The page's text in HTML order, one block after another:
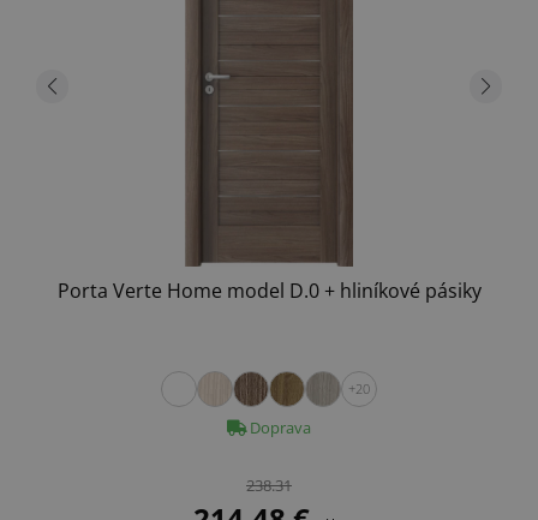
Porta Verte Home model D.0 + hliníkové pásiky
+20
Doprava
238.31